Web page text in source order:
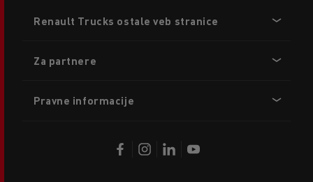
menu
Renault Trucks ostale veb stranice
Za partnere
Pravne informacije